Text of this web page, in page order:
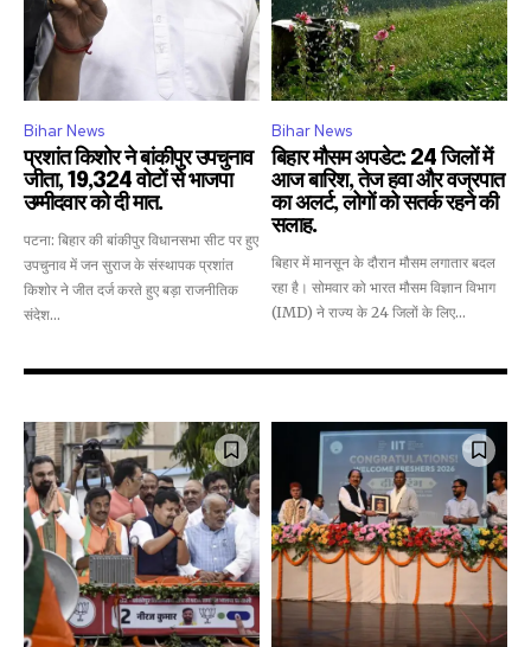
Join our community of
SUBSCRIBERS and be part of the
conversation.
To subscribe, simply enter your email address on our website
or click the subscribe button below. Don't worry, we respect
your privacy and won't spam your inbox. Your information is
safe with us.
Bihar News
प्रशांत किशोर ने बांकीपुर उपचुनाव
जीता, 19,324 वोटों से भाजपा
उम्मीदवार को दी मात.
पटना: बिहार की बांकीपुर विधानसभा सीट पर हुए
उपचुनाव में जन सुराज के संस्थापक प्रशांत
किशोर ने जीत दर्ज करते हुए बड़ा राजनीतिक
संदेश...
Bihar News
बिहार मौसम अपडेट: 24 जिलों में
आज बारिश, तेज हवा और वज्रपात
का अलर्ट, लोगों को सतर्क रहने की
सलाह.
बिहार में मानसून के दौरान मौसम लगातार बदल
रहा है। सोमवार को भारत मौसम विज्ञान विभाग
(IMD) ने राज्य के 24 जिलों के लिए...